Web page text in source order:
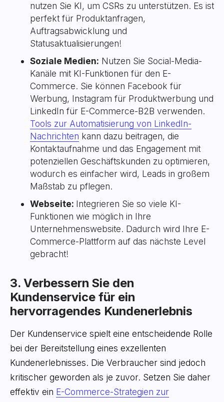
nutzen Sie KI, um CSRs zu unterstützen. Es ist
perfekt für Produktanfragen,
Auftragsabwicklung und
Statusaktualisierungen!
Soziale Medien: Nutzen Sie Social-Media-
Kanäle mit KI-Funktionen für den E-
Commerce. Sie können Facebook für
Werbung, Instagram für Produktwerbung und
LinkedIn für E-Commerce-B2B verwenden.
Tools zur Automatisierung von LinkedIn-
Nachrichten kann dazu beitragen, die
Kontaktaufnahme und das Engagement mit
potenziellen Geschäftskunden zu optimieren,
wodurch es einfacher wird, Leads in großem
Maßstab zu pflegen.
Webseite: Integrieren Sie so viele KI-
Funktionen wie möglich in Ihre
Unternehmenswebsite. Dadurch wird Ihre E-
Commerce-Plattform auf das nächste Level
gebracht!
3. Verbessern Sie den
Kundenservice für ein
hervorragendes Kundenerlebnis
Der Kundenservice spielt eine entscheidende Rolle
bei der Bereitstellung eines exzellenten
Kundenerlebnisses. Die Verbraucher sind jedoch
kritischer geworden als je zuvor. Setzen Sie daher
effektiv ein E-Commerce-Strategien zur